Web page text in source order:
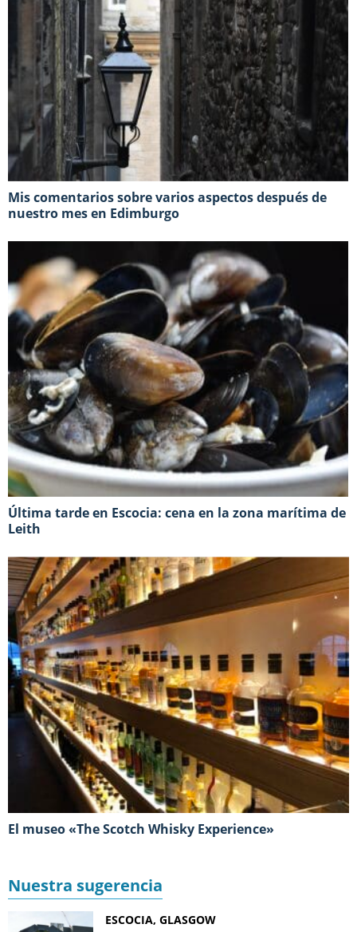
Mis comentarios sobre varios aspectos después de
nuestro mes en Edimburgo
Última tarde en Escocia: cena en la zona marítima de
Leith
El museo «The Scotch Whisky Experience»
Nuestra sugerencia
ESCOCIA, GLASGOW